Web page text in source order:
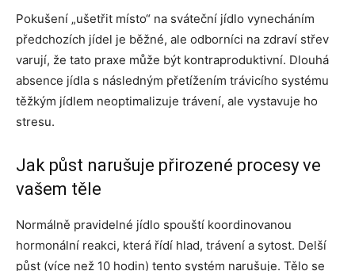
Pokušení „ušetřit místo“ na sváteční jídlo vynecháním
předchozích jídel je běžné, ale odborníci na zdraví střev
varují, že tato praxe může být kontraproduktivní. Dlouhá
absence jídla s následným přetížením trávicího systému
těžkým jídlem neoptimalizuje trávení, ale vystavuje ho
stresu.
Jak půst narušuje přirozené procesy ve
vašem těle
Normálně pravidelné jídlo spouští koordinovanou
hormonální reakci, která řídí hlad, trávení a sytost. Delší
půst (více než 10 hodin) tento systém narušuje. Tělo se